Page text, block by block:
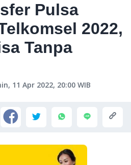
Pulsa
2022,
Tanpa
11 Apr 2022, 20:00 WIB